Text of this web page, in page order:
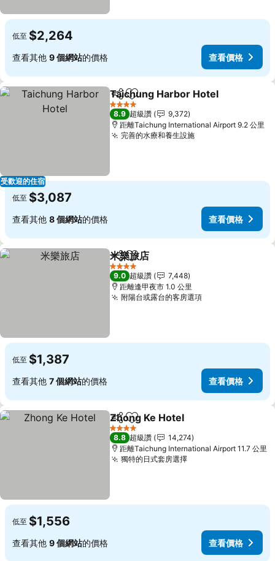
低至 $2,264
查看其他 9 個網站的價格 查看價格
受歡迎的住宿
分享 加入我的最愛
Taichung Harbor Hotel
4 星級
8.9 超級讚
9,372
距離Taichung International Airport 9.2 公里
完善的水療和養生設施
低至 $3,087
查看其他 8 個網站的價格 查看價格
分享 加入我的最愛
米樂旅店
4 星級
9.0 超級讚
7,448
距離逢甲夜市 1.0 公里
附陽台或露台的客房選項
低至 $1,387
查看其他 7 個網站的價格 查看價格
分享 加入我的最愛
Zhong Ke Hotel
4 星級
8.8 超級讚
14,274
距離Taichung International Airport 11.7 公里
獨特的日式套房選擇
低至 $1,556
查看其他 9 個網站的價格 查看價格